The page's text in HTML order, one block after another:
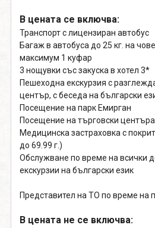
В цената се включва:
Транспорт с лицензиран автобус
Багаж в автобуса до 25 кг. на
максимум 1 куфар
3 нощувки със закуска в хотел 3*
Пешеходна екскурзия с
център, с беседа на български
Посещение на парк Емирган
Посещение на търговски
Медицинска застраховка с
до 69.99 г.)
Обслужване по време на всички
екскурзии на български език
Представител на ТО по време на
В цената не се включва: